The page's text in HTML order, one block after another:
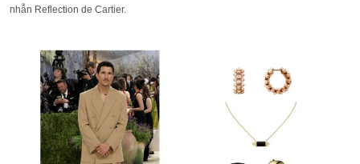
nhẫn Reflection de Cartier.